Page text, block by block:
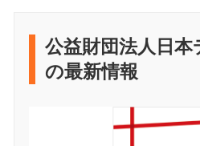
公益財団法人日
の最新情報